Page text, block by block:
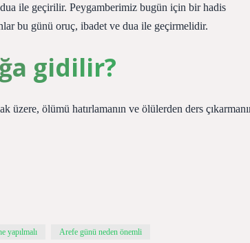
ile geçirilir. Peygamberimiz bugün için bir hadis
bu günü oruç, ibadet ve dua ile geçirmelidir.
gidilir?
ölümü hatırlamanın ve ölülerden ders
yapılmalı Arefe günü neden önemli